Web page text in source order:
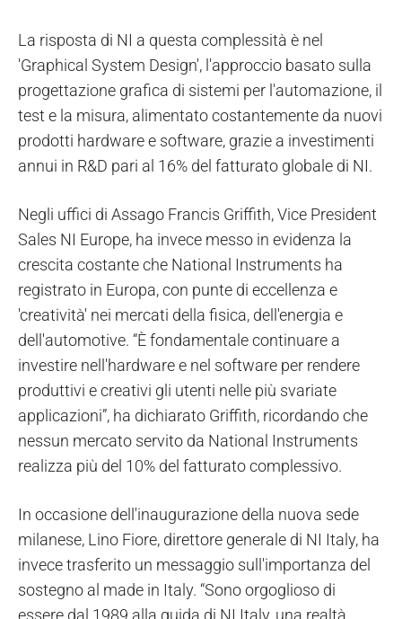
La risposta di NI a questa complessità è nel
'Graphical System Design', l'approccio basato sulla
progettazione grafica di sistemi per l'automazione, il
test e la misura, alimentato costantemente da nuovi
prodotti hardware e software, grazie a investimenti
annui in R&D pari al 16% del fatturato globale di NI.
Negli uffici di Assago Francis Griffith, Vice President
Sales NI Europe, ha invece messo in evidenza la
crescita costante che National Instruments ha
registrato in Europa, con punte di eccellenza e
'creatività' nei mercati della fisica, dell'energia e
dell'automotive. “È fondamentale continuare a
investire nell'hardware e nel software per rendere
produttivi e creativi gli utenti nelle più svariate
applicazioni”, ha dichiarato Griffith, ricordando che
nessun mercato servito da National Instruments
realizza più del 10% del fatturato complessivo.
In occasione dell'inaugurazione della nuova sede
milanese, Lino Fiore, direttore generale di NI Italy, ha
invece trasferito un messaggio sull'importanza del
sostegno al made in Italy. “Sono orgoglioso di
essere dal 1989 alla guida di NI Italy, una realtà